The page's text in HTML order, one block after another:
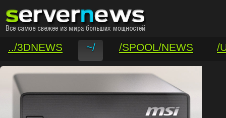
../3DNEWS ~/ /SPOOL/NEWS
/
/VAR/CONTACT